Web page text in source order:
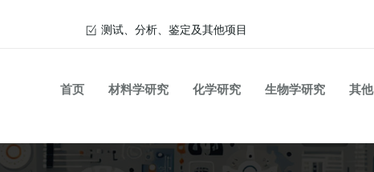
测试、分析、鉴定及其他项目
首页 材料学研究 化学研究 生物学研究 其他